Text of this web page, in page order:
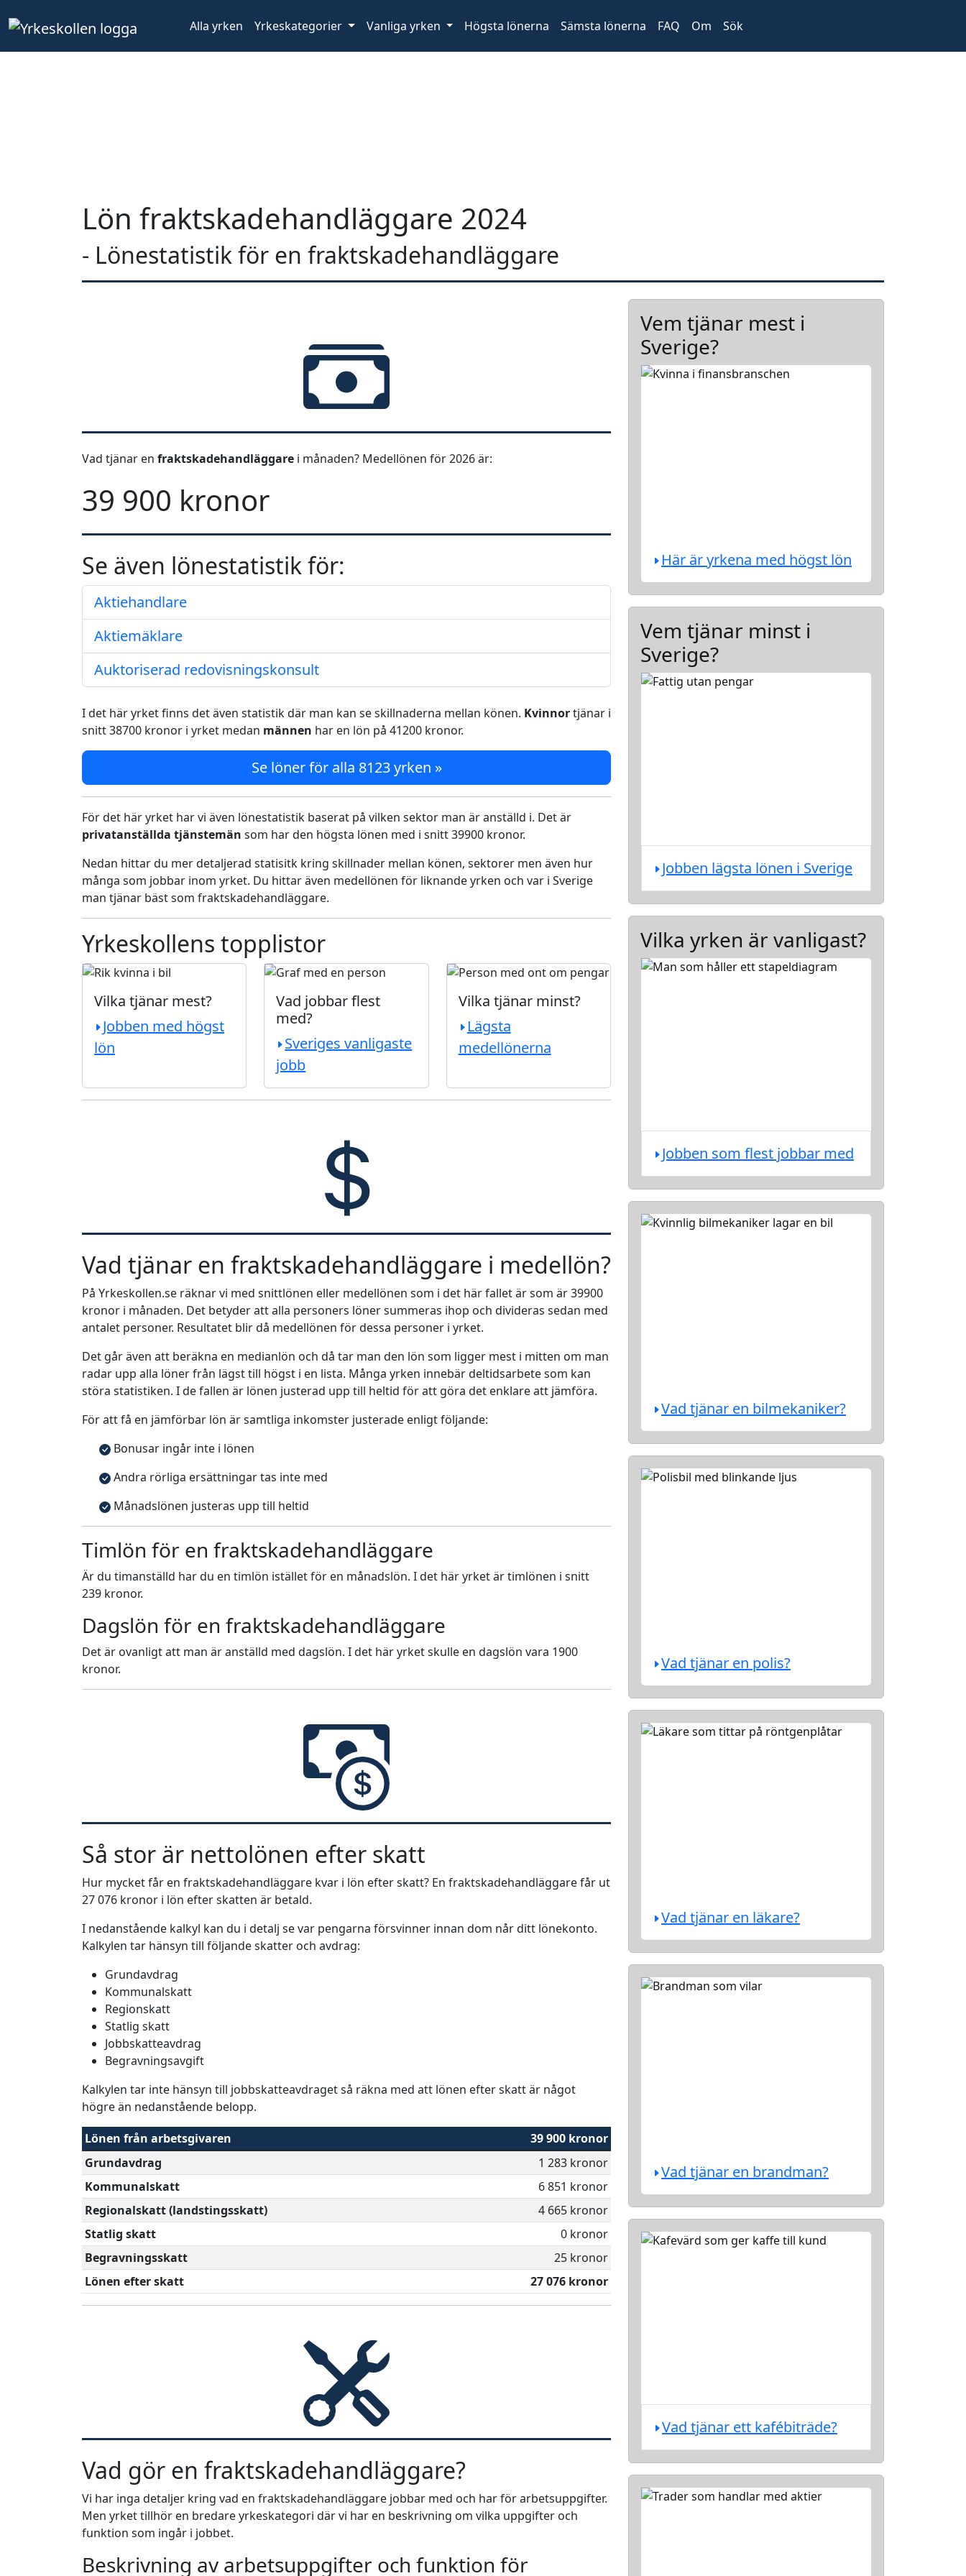
Alla yrken Yrkeskategorier Vanliga yrken Högsta lönerna Sämsta lönerna FAQ Om Sök
Lön fraktskadehandläggare 2024
- Lönestatistik för en fraktskadehandläggare
Vad tjänar en fraktskadehandläggare i månaden? Medellönen för 2026 är:
39 900 kronor
Se även lönestatistik för:
Aktiehandlare
Aktiemäklare
Auktoriserad redovisningskonsult
I det här yrket finns det även statistik där man kan se skillnaderna mellan könen. Kvinnortjänar i
snitt 38700 kronor i yrket medan männen har en lön på 41200 kronor.
Se löner för alla 8123 yrken »
För det här yrket har vi även lönestatistik baserat på vilken sektor man är anställd i. Det är
privatanställda tjänstemän som har den högsta lönen med i snitt 39900 kronor.
Nedan hittar du mer detaljerad statisitk kring skillnader mellan könen, sektorer men även hur
många som jobbar inom yrket. Du hittar även medellönen för liknande yrken och var i Sverige
man tjänar bäst som fraktskadehandläggare.
Yrkeskollens topplistor
Vilka tjänar mest?
Jobben med högst
lön
Vad jobbar flest
med?
Sveriges vanligaste
jobb
Vilka tjänar minst?
Lägsta
medellönerna
Vad tjänar en fraktskadehandläggare i medellön?
På Yrkeskollen.se räknar vi med snittlönen eller medellönen som i det här fallet är som är 39900
kronor i månaden. Det betyder att alla personers löner summeras ihop och divideras sedan med
antalet personer. Resultatet blir då medellönen för dessa personer i yrket.
Det går även att beräkna en medianlön och då tar man den lön som ligger mest i mitten om man
radar upp alla löner från lägst till högst i en lista. Många yrken innebär deltidsarbete som kan
störa statistiken. I de fallen är lönen justerad upp till heltid för att göra det enklare att jämföra.
För att få en jämförbar lön är samtliga inkomster justerade enligt följande:
Bonusar ingår inte i lönen
Andra rörliga ersättningar tas inte med
Månadslönen justeras upp till heltid
Timlön för en fraktskadehandläggare
Är du timanställd har du en timlön istället för en månadslön. I det här yrket är timlönen i snitt
239 kronor.
Dagslön för en fraktskadehandläggare
Det är ovanligt att man är anställd med dagslön. I det här yrket skulle en dagslön vara 1900
kronor.
Så stor är nettolönen efter skatt
Hur mycket får en fraktskadehandläggare kvar i lön efter skatt? En fraktskadehandläggare får ut
27 076 kronor i lön efter skatten är betald.
I nedanstående kalkyl kan du i detalj se var pengarna försvinner innan dom når ditt lönekonto.
Kalkylen tar hänsyn till följande skatter och avdrag:
Grundavdrag
Kommunalskatt
Regionskatt
Statlig skatt
Jobbskatteavdrag
Begravningsavgift
Kalkylen tar inte hänsyn till jobbskatteavdraget så räkna med att lönen efter skatt är något
högre än nedanstående belopp.
Lönen från arbetsgivaren
39 900 kronor
Grundavdrag
1 283 kronor
Kommunalskatt
6 851 kronor
Regionalskatt (landstingsskatt)
4 665 kronor
Statlig skatt
0 kronor
Begravningsskatt
25 kronor
Lönen efter skatt
27 076 kronor
Vad gör en fraktskadehandläggare?
Vi har inga detaljer kring vad en fraktskadehandläggare jobbar med och har för arbetsuppgifter.
Men yrket tillhör en bredare yrkeskategori där vi har en beskrivning om vilka uppgifter och
funktion som ingår i jobbet.
Beskrivning av arbetsuppgifter och funktion för
Vem tjänar mest i
Sverige?
Här är yrkena med högst lön
Vem tjänar minst i
Sverige?
Jobben lägsta lönen i Sverige
Vilka yrken är vanligast?
Jobben som flest jobbar med
Vad tjänar en bilmekaniker?
Vad tjänar en polis?
Vad tjänar en läkare?
Vad tjänar en brandman?
Vad tjänar ett kafébiträde?